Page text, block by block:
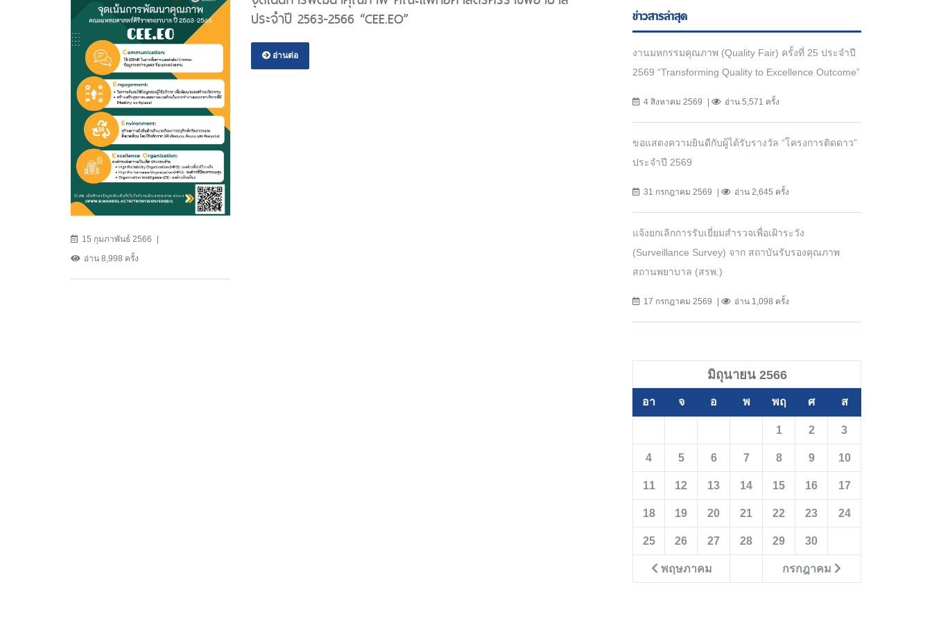
15 กุมภาพันธ์ 2566
อ่าน 8,998 ครั้ง
ประจำปี 2563-2566 “CEE.EO”
อ่านต่อ
ข่าวสารล่าสุด
งานมหกรรมคุณภาพ (Quality Fair) ครั้งที่ 25 ประจำปี
2569 “Transforming Quality to Excellence Outcome”
4 สิงหาคม 2569 อ่าน 5,571 ครั้ง
ขอแสดงความยินดีกับผู้ได้รับรางวัล “โครงการติดดาว”
ประจำปี 2569
31 กรกฎาคม 2569 อ่าน 2,645 ครั้ง
แจ้งยกเลิกการรับเยี่ยมสำรวจเพื่อเฝ้าระวัง
(Surveillance Survey) จาก สถาบันรับรองคุณภาพ
สถานพยาบาล (สรพ.)
17 กรกฎาคม 2569 อ่าน 1,098 ครั้ง
มิถุนายน 2566
อา จ อ พ พฤ ศ ส
พฤษภาคม กรกฎาคม
1 2 3
4 5 6 7 8 9 10
11 12 13 14 15 16 17
18 19 20 21 22 23 24
25 26 27 28 29 30